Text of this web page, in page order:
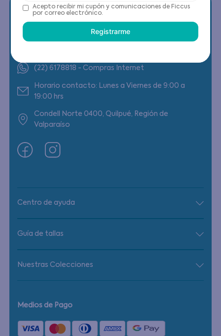
(22) 6178818 - Compras Internet
Horario contacto: Lunes a Viernes de 9:00 a
19:00 hrs
Condell Norte 0400, Quilpué, Región de
Valparaíso
Centro de ayuda
Guía de tallas
Nuestras Colecciones
Medios de Pago
Acepto recibir mi cupón y comunicaciones de Ficcus
por correo electrónico.
Registrarme